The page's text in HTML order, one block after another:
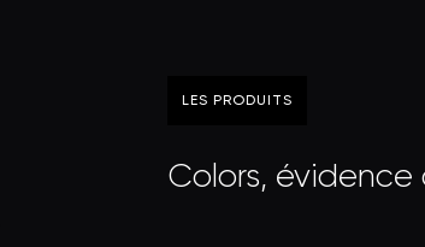
LES PRODUITS
Colors, évidence